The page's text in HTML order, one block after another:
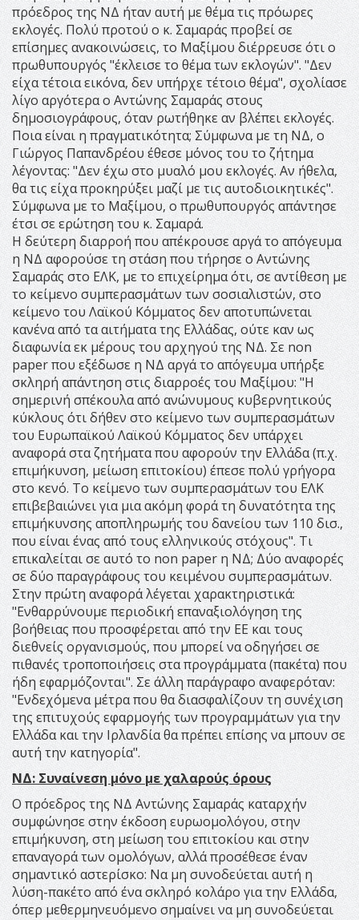
πρόεδρος της ΝΔ ήταν αυτή με θέμα τις πρόωρες
εκλογές. Πολύ προτού ο κ. Σαμαράς προβεί σε
επίσημες ανακοινώσεις, το Μαξίμου διέρρευσε ότι ο
πρωθυπουργός "έκλεισε το θέμα των εκλογών". "Δεν
είχα τέτοια εικόνα, δεν υπήρχε τέτοιο θέμα", σχολίασε
λίγο αργότερα ο Αντώνης Σαμαράς στους
δημοσιογράφους, όταν ρωτήθηκε αν βλέπει εκλογές.
Ποια είναι η πραγματικότητα; Σύμφωνα με τη ΝΔ, ο
Γιώργος Παπανδρέου έθεσε μόνος του το ζήτημα
λέγοντας: "Δεν έχω στο μυαλό μου εκλογές. Αν ήθελα,
θα τις είχα προκηρύξει μαζί με τις αυτοδιοικητικές".
Σύμφωνα με το Μαξίμου, ο πρωθυπουργός απάντησε
έτσι σε ερώτηση του κ. Σαμαρά.
Η δεύτερη διαρροή που απέκρουσε αργά το απόγευμα
η ΝΔ αφορούσε τη στάση που τήρησε ο Αντώνης
Σαμαράς στο ΕΛΚ, με το επιχείρημα ότι, σε αντίθεση με
το κείμενο συμπερασμάτων των σοσιαλιστών, στο
κείμενο του Λαϊκού Κόμματος δεν αποτυπώνεται
κανένα από τα αιτήματα της Ελλάδας, ούτε καν ως
διαφωνία εκ μέρους του αρχηγού της ΝΔ. Σε non
paper που εξέδωσε η ΝΔ αργά το απόγευμα υπήρξε
σκληρή απάντηση στις διαρροές του Μαξίμου: "Η
σημερινή σπέκουλα από ανώνυμους κυβερνητικούς
κύκλους ότι δήθεν στο κείμενο των συμπερασμάτων
του Ευρωπαϊκού Λαϊκού Κόμματος δεν υπάρχει
αναφορά στα ζητήματα που αφορούν την Ελλάδα (π.χ.
επιμήκυνση, μείωση επιτοκίου) έπεσε πολύ γρήγορα
στο κενό. Το κείμενο των συμπερασμάτων του ΕΛΚ
επιβεβαιώνει για μια ακόμη φορά τη δυνατότητα της
επιμήκυνσης αποπληρωμής του δανείου των 110 δισ.,
που είναι ένας από τους ελληνικούς στόχους". Τι
επικαλείται σε αυτό το non paper η ΝΔ; Δύο αναφορές
σε δύο παραγράφους του κειμένου συμπερασμάτων.
Στην πρώτη αναφορά λέγεται χαρακτηριστικά:
"Ενθαρρύνουμε περιοδική επαναξιολόγηση της
βοήθειας που προσφέρεται από την ΕΕ και τους
διεθνείς οργανισμούς, που μπορεί να οδηγήσει σε
πιθανές τροποποιήσεις στα προγράμματα (πακέτα) που
ήδη εφαρμόζονται". Σε άλλη παράγραφο αναφερόταν:
"Ενδεχόμενα μέτρα που θα διασφαλίζουν τη συνέχιση
της επιτυχούς εφαρμογής των προγραμμάτων για την
Ελλάδα και την Ιρλανδία θα πρέπει επίσης να μπουν σε
αυτή την κατηγορία".
ΝΔ: Συναίνεση μόνο με χαλαρούς όρους
Ο πρόεδρος της ΝΔ Αντώνης Σαμαράς καταρχήν
συμφώνησε στην έκδοση ευρωομολόγου, στην
επιμήκυνση, στη μείωση του επιτοκίου και στην
επαναγορά των ομολόγων, αλλά προσέθεσε έναν
σημαντικό αστερίσκο: Να μη συνοδεύεται αυτή η
λύση-πακέτο από ένα σκληρό κολάρο για την Ελλάδα,
όπερ μεθερμηνευόμενο σημαίνει να μη συνοδεύεται